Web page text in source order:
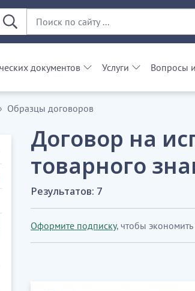
документов Услуги Вопросы
Образцы договоров
Договор на
товарного
Результатов: 7
Оформите подписку, чтобы